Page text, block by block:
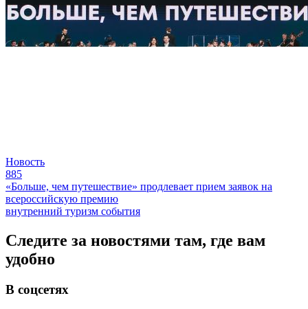
Новость
885
«Больше, чем путешествие» продлевает прием заявок на
всероссийскую премию
внутренний туризм события
Следите за новостями там, где вам
удобно
В соцсетях